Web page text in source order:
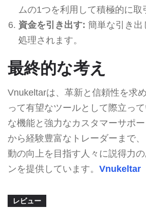
ムの1つを利用して積極的に取
資金を引き出す: 簡単な引き出
処理されます。
最終的な考え
Vnukeltarは、革新と信頼性を求
って有望なツールとして際立っ
な機能と強力なカスタマーサポ
から経験豊富なトレーダーまで
動の向上を目指す人々に説得力
ンを提供しています。 Vnukeltar
レビュー